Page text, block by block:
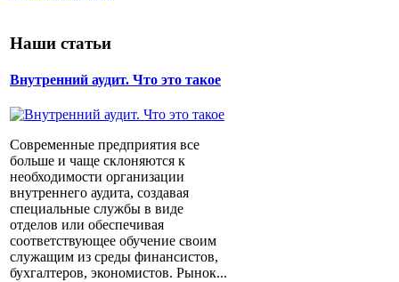
Наши статьи
Внутренний аудит. Что это такое
Современные предприятия все
больше и чаще склоняются к
необходимости организации
внутреннего аудита, создавая
специальные службы в виде
отделов или обеспечивая
соответствующее обучение своим
служащим из среды финансистов,
бухгалтеров, экономистов. Рынок...